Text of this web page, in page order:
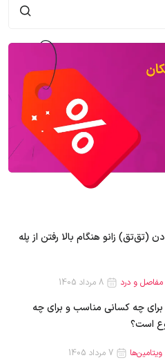
(تق‌تق) زانو هنگام بالا رفتن از پله
مفاصل و درد
برای چه کسانی مناسب و برای چه
است؟